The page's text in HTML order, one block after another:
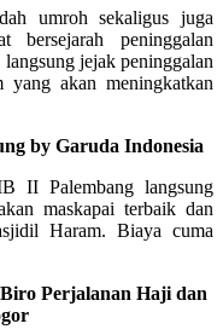
umroh sekaligus juga
bersejarah peninggalan
langsung jejak peninggalan
akan meningkatkan
by Garuda Indonesia
II Palembang langsung
maskapai terbaik dan
Haram. Biaya cuma
Perjalanan Haji dan